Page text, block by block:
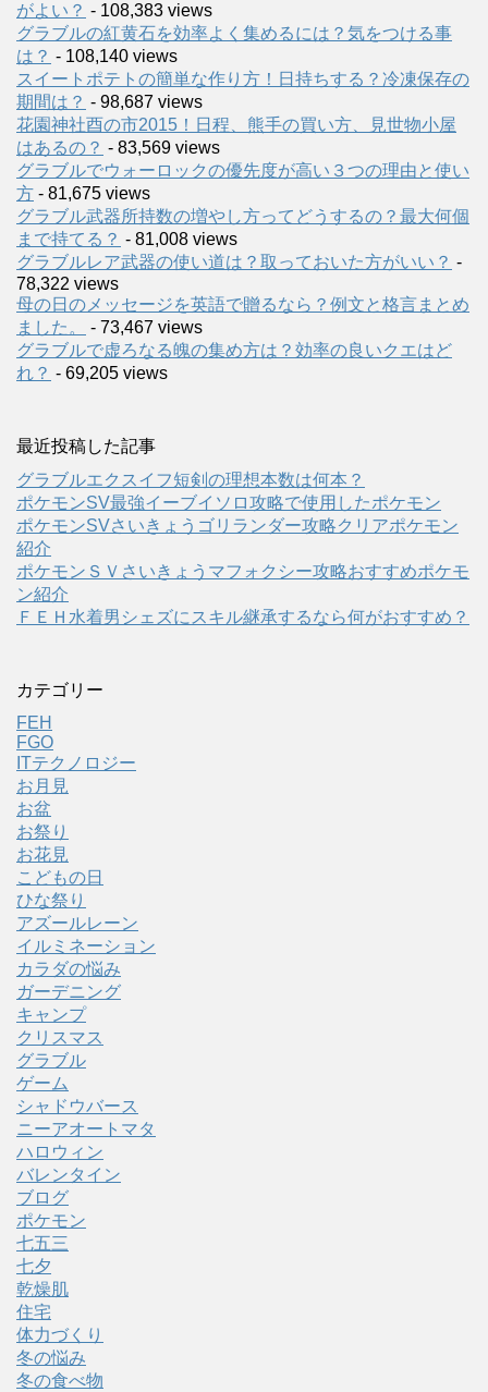
がよい？ - 108,383 views
グラブルの紅黄石を効率よく集めるには？気をつける事
は？ - 108,140 views
スイートポテトの簡単な作り方！日持ちする？冷凍保存の
期間は？ - 98,687 views
花園神社酉の市2015！日程、熊手の買い方、見世物小屋
はあるの？ - 83,569 views
グラブルでウォーロックの優先度が高い３つの理由と使い
方 - 81,675 views
グラブル武器所持数の増やし方ってどうするの？最大何個
まで持てる？ - 81,008 views
グラブルレア武器の使い道は？取っておいた方がいい？ -
78,322 views
母の日のメッセージを英語で贈るなら？例文と格言まとめ
ました。
- 73,467 views
グラブルで虚ろなる魄の集め方は？効率の良いクエはど
れ？ - 69,205 views
最近投稿した記事
グラブルエクスイフ短剣の理想本数は何本？
ポケモンSV最強イーブイソロ攻略で使用したポケモン
ポケモンSVさいきょうゴリランダー攻略クリアポケモン
紹介
ポケモンＳＶさいきょうマフォクシー攻略おすすめポケモ
ン紹介
ＦＥＨ水着男シェズにスキル継承するなら何がおすすめ？
カテゴリー
FEH
FGO
ITテクノロジー
お月見
お盆
お祭り
お花見
こどもの日
ひな祭り
アズールレーン
イルミネーション
カラダの悩み
ガーデニング
キャンプ
クリスマス
グラブル
ゲーム
シャドウバース
ニーアオートマタ
ハロウィン
バレンタイン
ブログ
ポケモン
七五三
七夕
乾燥肌
住宅
体力づくり
冬の悩み
冬の食べ物